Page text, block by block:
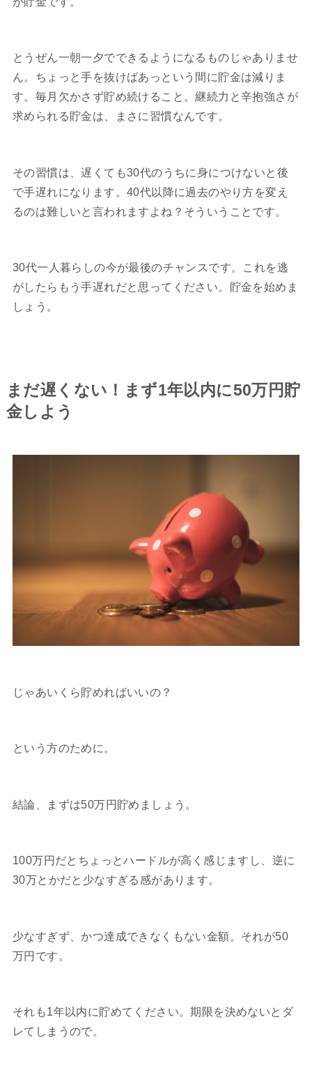
とうぜん一朝一夕でできるようになるものじゃありませ
ん。ちょっと手を抜けばあっという間に貯金は減りま
す。毎月欠かさず貯め続けること。継続力と辛抱強さが
求められる貯金は、まさに習慣なんです。
その習慣は、遅くても30代のうちに身につけないと後
で手遅れになります。40代以降に過去のやり方を変え
るのは難しいと言われますよね？そういうことです。
30代一人暮らしの今が最後のチャンスです。これを逃
がしたらもう手遅れだと思ってください。貯金を始めま
しょう。
まだ遅くない！まず1年以内に50万円貯
金しよう
じゃあいくら貯めればいいの？
という方のために。
結論、まずは50万円貯めましょう。
100万円だとちょっとハードルが高く感じますし、逆に
30万とかだと少なすぎる感があります。
少なすぎず、かつ達成できなくもない金額。それが50
万円です。
それも1年以内に貯めてください。期限を決めないとダ
レてしまうので。